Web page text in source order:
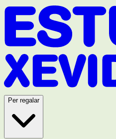
Per regalar